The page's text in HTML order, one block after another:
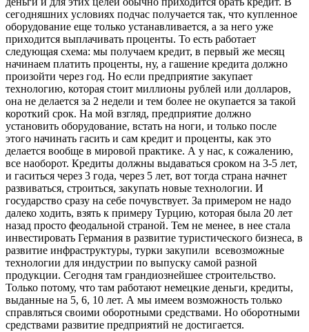
сегодняшних условиях подчас получается так, что купленное
оборудование еще только устанавливается, а за него уже
приходится выплачивать проценты. То есть работает
следующая схема: мы получаем кредит, в первый же месяц
начинаем платить проценты, ну, а гашение кредита должно
произойти через год. Но если предприятие закупает
технологию, которая стоит миллионы рублей или долларов,
она не делается за 2 недели и тем более не окупается за такой
короткий срок. На мой взгляд, предприятие должно
установить оборудование, встать на ноги, и только после
этого начинать гасить и сам кредит и проценты, как это
делается вообще в мировой практике. А у нас, к сожалению,
все наоборот. Кредиты должны выдаваться сроком на 3-5 лет,
и гаситься через 3 года, через 5 лет, вот тогда страна начнет
развиваться, строиться, закупать новые технологии. И
государство сразу на себе почувствует. За примером не надо
далеко ходить, взять к примеру Турцию, которая была 20 лет
назад просто феодальной страной. Тем не менее, в нее стала
инвестировать Германия в развитие туристического бизнеса, в
развитие инфраструктуры, турки закупили всевозможные
технологии для индустрии по выпуску самой разной
продукции. Сегодня там грандиознейшее строительство.
Только потому, что там работают немецкие деньги, кредиты,
выданные на 5, 6, 10 лет. А мы имеем возможность только
справляться своими оборотными средствами. Но оборотными
средствами развитие предприятий не достигается.